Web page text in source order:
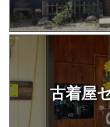
古着屋